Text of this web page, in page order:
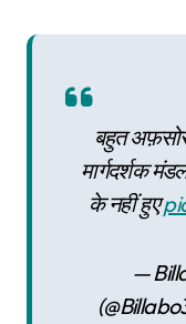
बहुत
मार्गदर्शक
के नहीं हुए
—